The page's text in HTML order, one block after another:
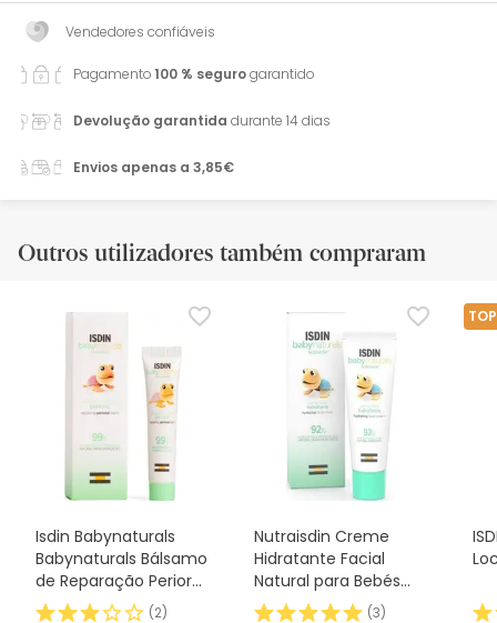
Vendedores confiáveis
Pagamento100 % segurogarantido
Devolução garantida durante 14 dias
Envios apenas a 3,85€
Outros utilizadores também compraram
Isdin Babynaturals
Babynaturals Bálsamo
de Reparação Perioral
15ml
(2)
Nutraisdin Creme
Hidratante Facial
Natural para Bebés
50ml
(3)